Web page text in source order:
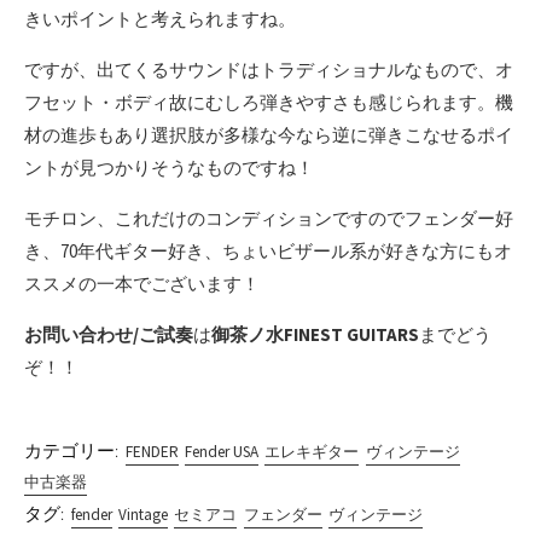
きいポイントと考えられますね。
ですが、出てくるサウンドはトラディショナルなもので、オ
フセット・ボディ故にむしろ弾きやすさも感じられます。機
材の進歩もあり選択肢が多様な今なら逆に弾きこなせるポイ
ントが見つかりそうなものですね！
モチロン、これだけのコンディションですのでフェンダー好
き、70年代ギター好き、ちょいビザール系が好きな方にもオ
ススメの一本でございます！
お問い合わせ/ご試奏は御茶ノ水FINEST GUITARS までどう
ぞ！！
カテゴリー: FENDER Fender USA エレキギター ヴィンテージ
中古楽器
タグ: fender Vintage セミアコ フェンダー ヴィンテージ